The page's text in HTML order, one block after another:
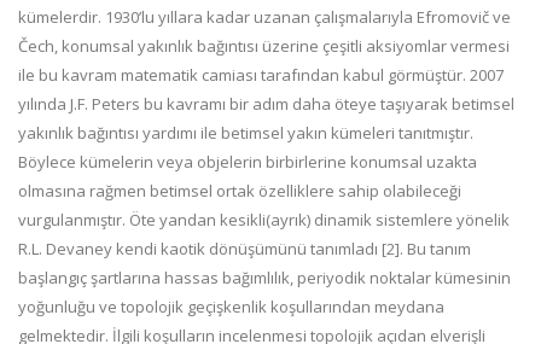
kümelerdir. 1930’lu yıllara kadar uzanan çalışmalarıyla Efromovič ve
Čech, konumsal yakınlık bağıntısı üzerine çeşitli aksiyomlar vermesi
ile bu kavram matematik camiası tarafından kabul görmüştür. 2007
yılında J.F. Peters bu kavramı bir adım daha öteye taşıyarak betimsel
yakınlık bağıntısı yardımı ile betimsel yakın kümeleri tanıtmıştır.
Böylece kümelerin veya objelerin birbirlerine konumsal uzakta
olmasına rağmen betimsel ortak özelliklere sahip olabileceği
vurgulanmıştır. Öte yandan kesikli(ayrık) dinamik sistemlere yönelik
R.L. Devaney kendi kaotik dönüşümünü tanımladı [2]. Bu tanım
başlangıç şartlarına hassas bağımlılık, periyodik noktalar kümesinin
yoğunluğu ve topolojik geçişkenlik koşullarından meydana
gelmektedir. İlgili koşulların incelenmesi topolojik açıdan elverişli